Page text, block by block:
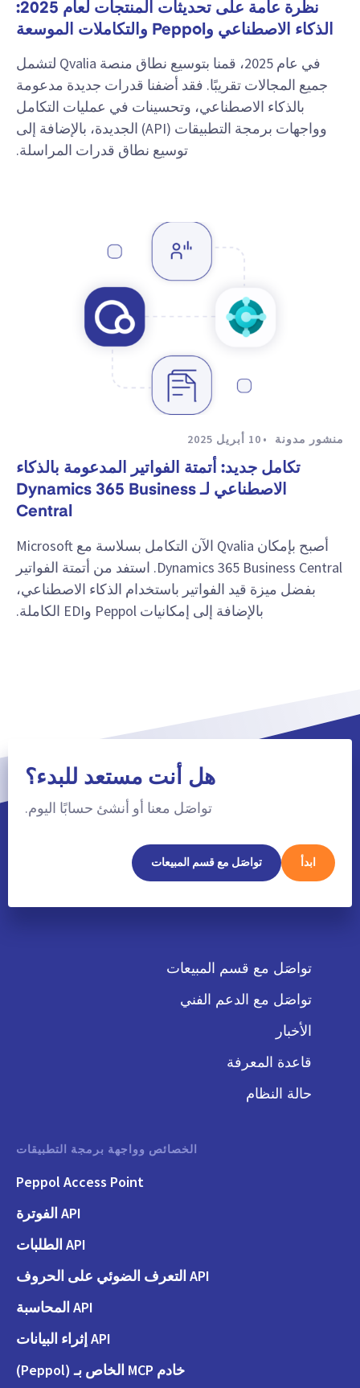
نظرة عامة على تحديثات المنتجات لعام 2025:
الذكاء الاصطناعي وPeppol والتكاملات الموسعة
في عام 2025، قمنا بتوسيع نطاق منصة Qvalia لتشمل
جميع المجالات تقريبًا. فقد أضفنا قدرات جديدة مدعومة
بالذكاء الاصطناعي، وتحسينات في عمليات التكامل
وواجهات برمجة التطبيقات (API) الجديدة، بالإضافة إلى
توسيع نطاق قدرات المراسلة.
منشور مدونة 10 أبريل 2025
تكامل جديد: أتمتة الفواتير المدعومة بالذكاء
الاصطناعي لـ Dynamics 365 Business
Central
أصبح بإمكان Qvalia الآن التكامل بسلاسة مع Microsoft
Dynamics 365 Business Central. استفد من أتمتة الفواتير
بفضل ميزة قيد الفواتير باستخدام الذكاء الاصطناعي،
بالإضافة إلى إمكانيات Peppol وEDI الكاملة.
هل أنت مستعد للبدء؟
تواصَل معنا أو أنشئ حسابًا اليوم.
ابدأ تواصَل مع قسم المبيعات
تواصَل مع قسم المبيعات
تواصَل مع الدعم الفني
الأخبار
قاعدة المعرفة
حالة النظام
الخصائص وواجهة برمجة التطبيقات
Peppol Access Point
API الفوترة
API الطلبات
API التعرف الضوئي على الحروف
API المحاسبة
API إثراء البيانات
خادم MCP الخاص بـ (Peppol)